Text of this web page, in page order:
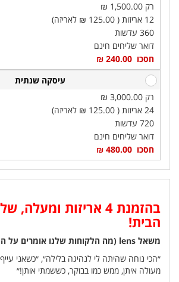
רק 1,500.00 ₪‎
12 אריזות ( 125.00 ₪‎ לאריזה)
360 עדשות
דואר שליחים חינם
חסכו 240.00 ₪‎
עיסקה שנתית
רק 3,000.00 ₪‎
24 אריזות ( 125.00 ₪‎ לאריזה)
720 עדשות
דואר שליחים חינם
חסכו 480.00 ₪‎
בהזמנת 4 אריזות
הבית!
משאל lens (מה הלקוחות שלנו אומרים על העדשות האלה)
״הכי נוחה שהיתה לי לנהיגה בלילה״, ״כשאני
מעולה איתן, ממש כמו בבוקר, כששמתי אותן!״